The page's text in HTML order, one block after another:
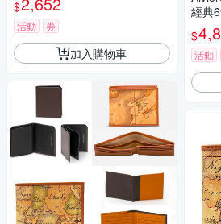
$
活動 券
加入購物車
經典
圖
$
活動